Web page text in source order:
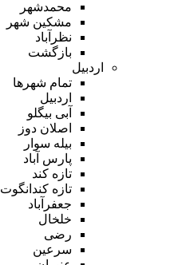
محمدشهر
مشکین شهر
نظرآباد
بازگشت
اردبیل
تمام شهر‌ها
اردبیل
آبی بیگلو
اصلان دوز
بیله سوار
پارس آباد
تازه کند
تازه کندانگوت
جعفرآباد
خلخال
رضی
سرعین